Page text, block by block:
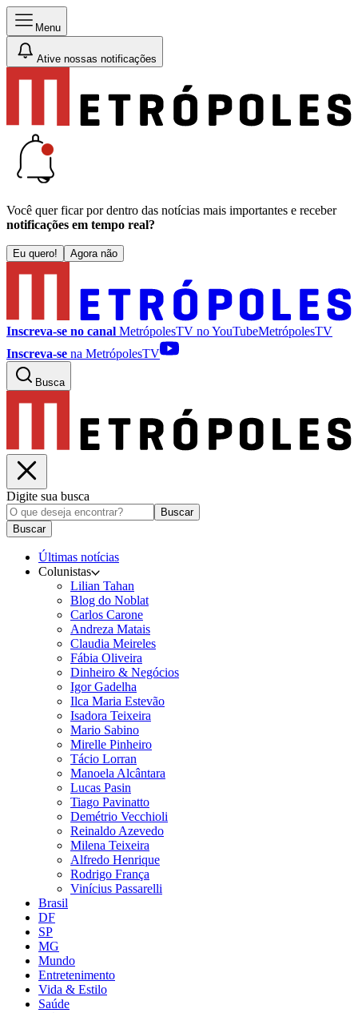
Menu
Ative nossas notificações
Você quer ficar por dentro das notícias mais importantes e receber
notificações em tempo real?
Eu quero! Agora não
Inscreva-se no canal MetrópolesTV noYouTubeMetrópolesTV
Inscreva-se na MetrópolesTV
Busca
Digite sua busca
Buscar
Buscar
Últimas notícias
Colunistas
Lilian Tahan
Blog do Noblat
Carlos Carone
Andreza Matais
Claudia Meireles
Fábia Oliveira
Dinheiro & Negócios
Igor Gadelha
Ilca Maria Estevão
Isadora Teixeira
Mario Sabino
Mirelle Pinheiro
Tácio Lorran
Manoela Alcântara
Lucas Pasin
Tiago Pavinatto
Demétrio Vecchioli
Reinaldo Azevedo
Milena Teixeira
Alfredo Henrique
Rodrigo França
Vinícius Passarelli
Brasil
DF
SP
MG
Mundo
Entretenimento
Vida & Estilo
Saúde